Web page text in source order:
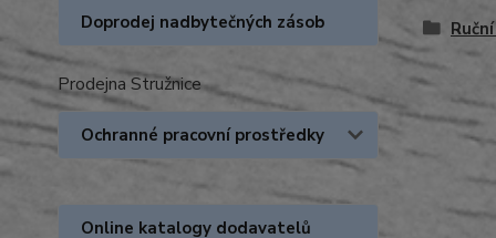
Doprodej nadbytečných zásob
Prodejna Stružnice
Ochranné pracovní prostředky
Online katalogy dodavatelů